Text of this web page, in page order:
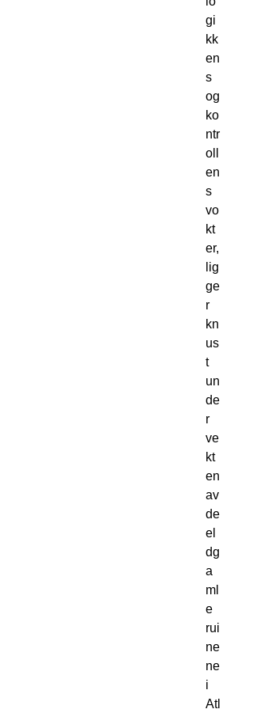
gi
kk
en
s
og
ko
ntr
oll
en
s
vo
kt
er,
lig
ge
r
kn
us
t
un
de
r
ve
kt
en
av
de
el
dg
a
ml
e
rui
ne
ne
i
Atl